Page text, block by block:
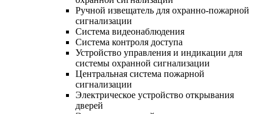
Ручной извещатель для охранно-пожарной
сигнализации
Система видеонаблюдения
Система контроля доступа
Устройство управления и индикации для
системы охранной сигнализации
Центральная система пожарной
сигнализации
Электрическое устройство открывания
дверей